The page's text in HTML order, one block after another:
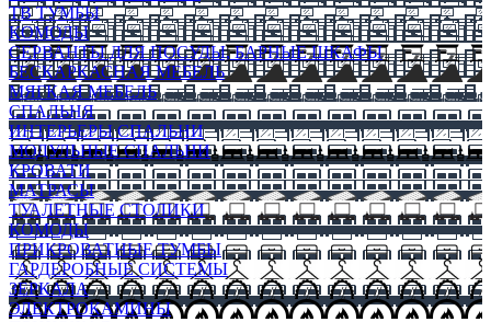
ТВ ТУМБЫ
КОМОДЫ
СЕРВАНТЫ ДЛЯ ПОСУДЫ, БАРНЫЕ ШКАФЫ
БЕСКАРКАСНАЯ МЕБЕЛЬ
МЯГКАЯ МЕБЕЛЬ
СПАЛЬНЯ
ИНТЕРЬЕРЫ СПАЛЬНИ
МОДУЛЬНЫЕ СПАЛЬНИ
КРОВАТИ
МАТРАСЫ
ТУАЛЕТНЫЕ СТОЛИКИ
КОМОДЫ
ПРИКРОВАТНЫЕ ТУМБЫ
ГАРДЕРОБНЫЕ СИСТЕМЫ
ЗЕРКАЛА
ЭЛЕКТРОКАМИНЫ